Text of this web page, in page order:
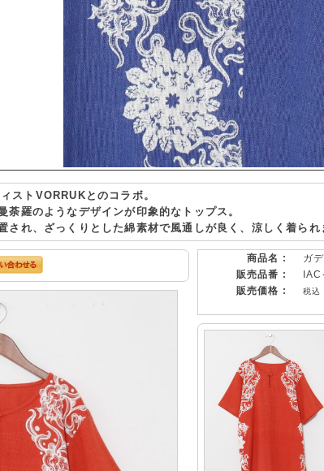
ストVORRUKとのコラボ。
荼羅のようなデザインが印象的なトップス。
され、ざっくりとした綿素材で風通しが良く、涼しく着られ
商品名 :
ガ
販売品番 :
販売価格 :